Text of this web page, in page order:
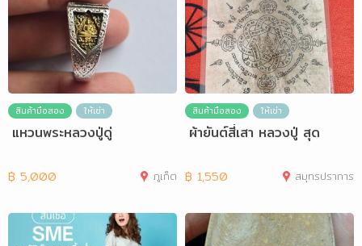
สินค้ามือสอง ให้เช่า
แหวนพระหลวงปู่ดู่
฿ 5,000 ภูเก็ต
สินค้ามือสอง ให้เช่า
ผ้ายันต์สี่เสา หลวงปู่ สุด
฿ 1,550 สมุทรปราการ